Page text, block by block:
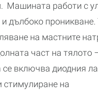
Машината работи с
и дълбоко проникване.
на мастните
част на тялото
включва диодния
на